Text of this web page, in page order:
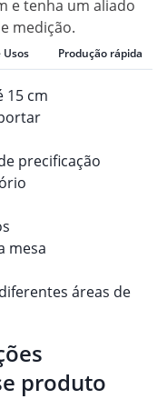
e tenha um aliado
medição.
Usos Produção rápida
15 cm
precificação
mesa
áreas de
produto